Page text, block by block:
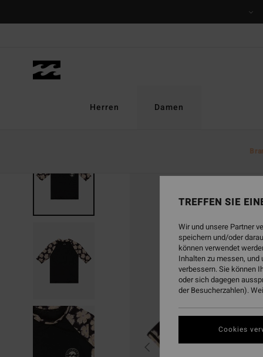
Herren Damen
TREFFEN SIE
Wir und unsere Partner
speichern und/oder
können verwendet
Inhalten zu messen, und
verbessern. Sie können
oder sich dagegen
der Besucherzahlen).
Cookies